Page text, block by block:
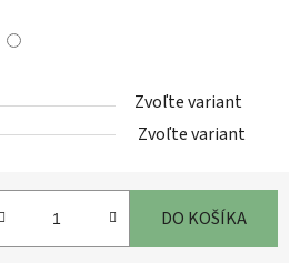
Zvoľte variant
Zvoľte variant
DO KOŠÍKA